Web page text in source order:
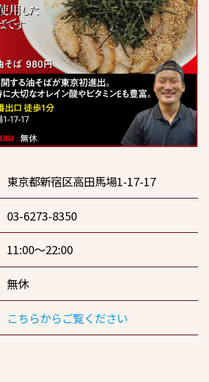
東京都新宿区高田馬場1-17-17
03-6273-8350
11:00〜22:00
無休
こちらからご覧ください